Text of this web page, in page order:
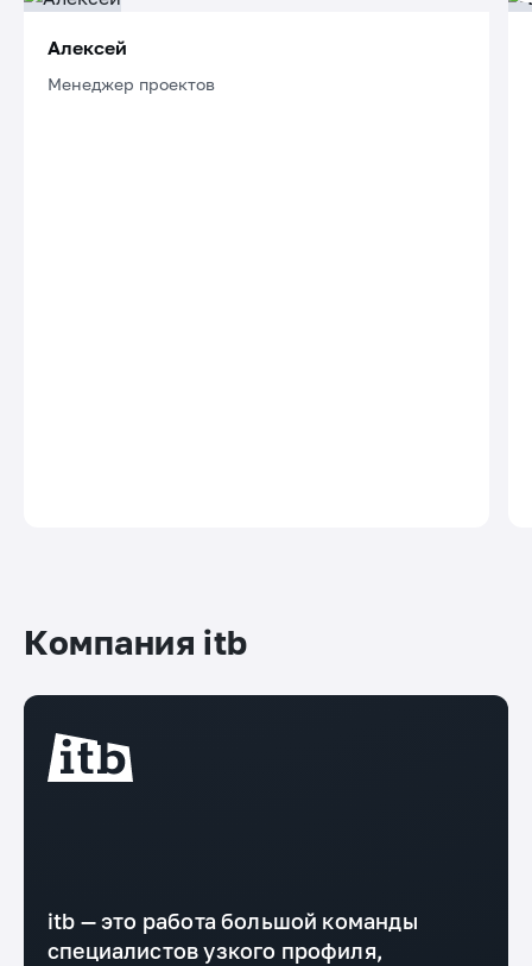
Алексей
Менеджер проектов
Компания itb
itb — это работа большой команды
специалистов узкого профиля,